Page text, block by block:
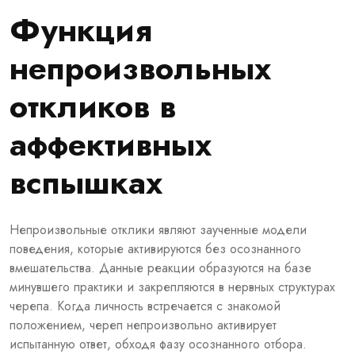
Функция
непроизвольных
откликов в
аффективных
вспышках
Непроизвольные отклики являют заученные модели
поведения, которые активируются без осознанного
вмешательства. Данные реакции образуются на базе
минувшего практики и закрепляются в нервных структурах
черепа. Когда личность встречается с знакомой
положением, череп непроизвольно активирует
испытанную ответ, обходя фазу осознанного отбора.